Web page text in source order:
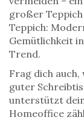
großer
Teppich:
Gemütlichkeit
Trend.
Frag dich
guter
unterstützt
Homeoffice